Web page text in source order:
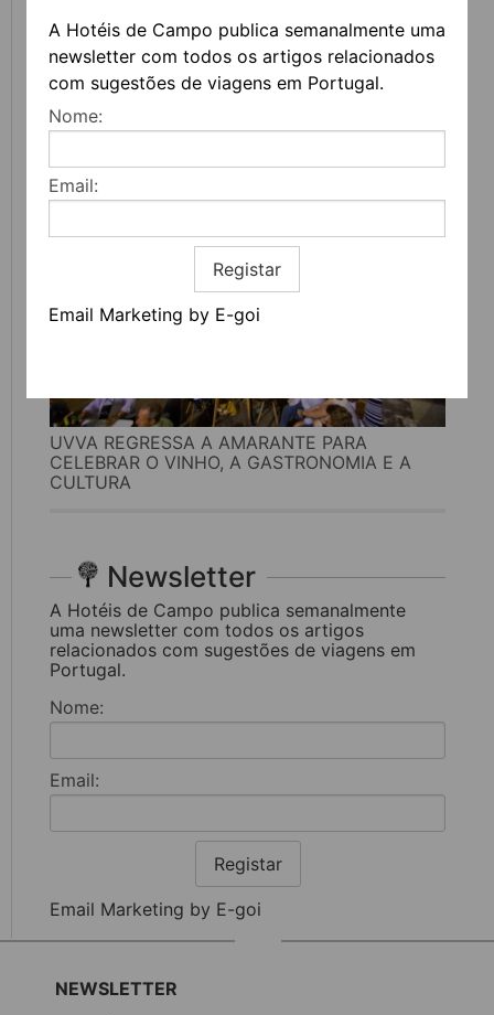
A Hotéis de Campo publica semanalmente uma
newsletter com todos os artigos relacionados
com sugestões de viagens em Portugal.
Nome:
Email:
Registar
Email Marketing by E-goi
FEIRA DO LIVRO DO PORTO REGRESSA COM
MAIS DE 200 ATIVIDADES DEDICADAS À
UVVA REGRESSA A AMARANTE PARA
CELEBRAR O VINHO, A GASTRONOMIA E A
CULTURA
Newsletter
A Hotéis de Campo publica semanalmente
uma newsletter com todos os artigos
relacionados com sugestões de viagens em
Portugal.
Nome:
Email:
Registar
Email Marketing by E-goi
NEWSLETTER